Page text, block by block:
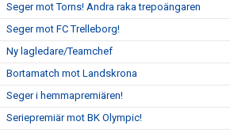
Seger mot Torns! Andra raka trepoängaren
Seger mot FC Trelleborg!
Ny lagledare/Teamchef
Bortamatch mot Landskrona
Seger i hemmapremiären!
Seriepremiär mot BK Olympic!